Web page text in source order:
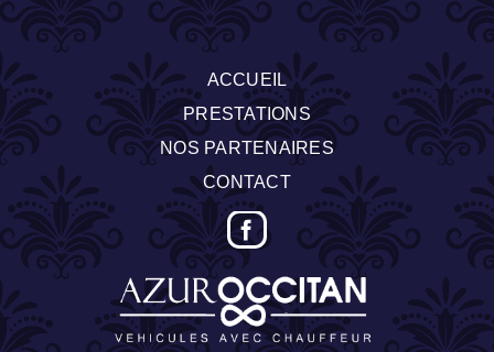
ACCUEIL
PRESTATIONS
NOS PARTENAIRES
CONTACT